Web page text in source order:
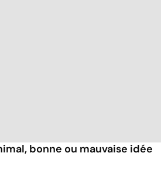
bonne ou mauvaise idée